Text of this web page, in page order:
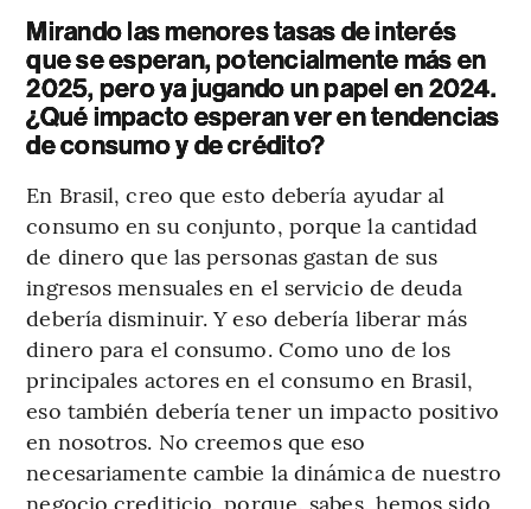
Mirando las menores tasas de interés
que se esperan, potencialmente más en
2025, pero ya jugando un papel en 2024.
¿Qué impacto esperan ver en tendencias
de consumo y de crédito?
En Brasil, creo que esto debería ayudar al
consumo en su conjunto, porque la cantidad
de dinero que las personas gastan de sus
ingresos mensuales en el servicio de deuda
debería disminuir. Y eso debería liberar más
dinero para el consumo. Como uno de los
principales actores en el consumo en Brasil,
eso también debería tener un impacto positivo
en nosotros. No creemos que eso
necesariamente cambie la dinámica de nuestro
negocio crediticio, porque, sabes, hemos sido